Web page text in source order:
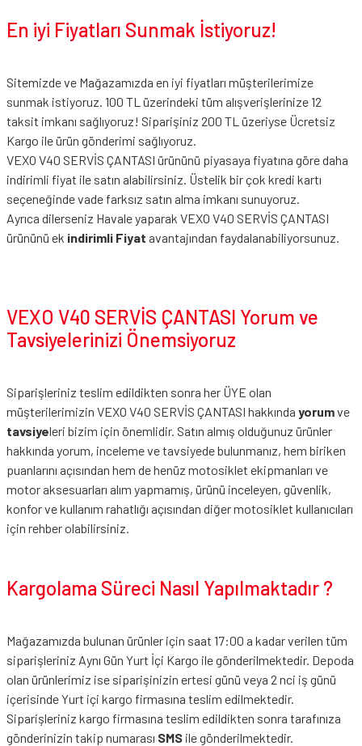
En iyi Fiyatları Sunmak İstiyoruz!
Sitemizde ve Mağazamızda en iyi fiyatları müşterilerimize
sunmak istiyoruz. 100 TL üzerindeki tüm alışverişlerinize 12
taksit imkanı sağlıyoruz! Siparişiniz 200 TL üzeriyse Ücretsiz
Kargo ile ürün gönderimi sağlıyoruz.
VEXO V40 SERVİS ÇANTASI ürününü piyasaya fiyatına göre daha
indirimli fiyat ile satın alabilirsiniz. Üstelik bir çok kredi kartı
seçeneğinde vade farksız satın alma imkanı sunuyoruz.
Ayrıca dilerseniz Havale yaparak VEXO V40 SERVİS ÇANTASI
ürününü ek indirimli Fiyat avantajından faydalanabiliyorsunuz.
VEXO V40 SERVİS ÇANTASI Yorum ve
Tavsiyelerinizi Önemsiyoruz
Siparişleriniz teslim edildikten sonra her ÜYE olan
müşterilerimizin VEXO V40 SERVİS ÇANTASI hakkında yorumve
tavsiyeleri bizim için önemlidir. Satın almış olduğunuz ürünler
hakkında yorum, inceleme ve tavsiyede bulunmanız, hem biriken
puanlarını açısından hem de henüz motosiklet ekipmanları ve
motor aksesuarları alım yapmamış, ürünü inceleyen, güvenlik,
konfor ve kullanım rahatlığı açısından diğer motosiklet kullanıcıları
için rehber olabilirsiniz.
Kargolama Süreci Nasıl Yapılmaktadır ?
Mağazamızda bulunan ürünler için saat 17:00 a kadar verilen tüm
siparişleriniz Aynı Gün Yurt İçi Kargo ile gönderilmektedir. Depoda
olan ürünlerimiz ise siparişinizin ertesi günü veya 2 nci iş günü
içerisinde Yurt içi kargo firmasına teslim edilmektedir.
Siparişleriniz kargo firmasına teslim edildikten sonra tarafınıza
gönderinizin takip numarası SMS ile gönderilmektedir.